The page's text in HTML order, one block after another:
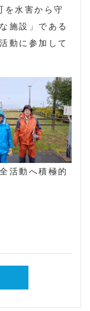
を水害から守
施設」である
動に参加して
活動へ積極的